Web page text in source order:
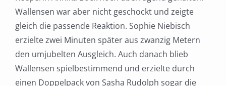
Wallensen war aber nicht geschockt und zeigte
gleich die passende Reaktion. Sophie Niebisch
erzielte zwei Minuten später aus zwanzig Metern
den umjubelten Ausgleich. Auch danach blieb
Wallensen spielbestimmend und erzielte durch
einen Doppelpack von Sasha Rudolph sogar die